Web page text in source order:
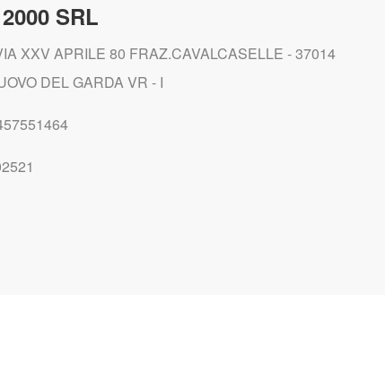
SRL
XXV APRILE 80 FRAZ.CAVALCASELLE - 37014
DEL GARDA VR - I